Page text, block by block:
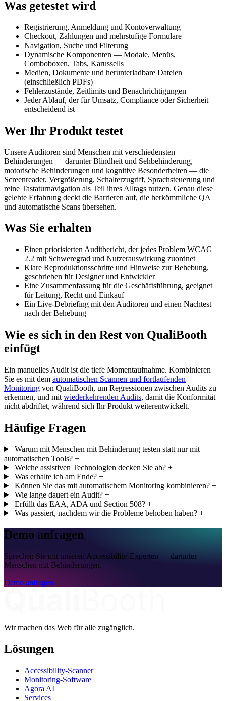
Was getestet wird
Registrierung, Anmeldung und Kontoverwaltung
Checkout, Zahlungen und mehrstufige Formulare
Navigation, Suche und Filterung
Dynamische Komponenten — Modale, Menüs,
Comboboxen, Tabs, Karussells
Medien, Dokumente und herunterladbare Dateien
(einschließlich PDFs)
Fehlerzustände, Zeitlimits und Benachrichtigungen
Jeder Ablauf, der für Umsatz, Compliance oder Sicherheit
entscheidend ist
Wer Ihr Produkt testet
Unsere Auditoren sind Menschen mit verschiedensten
Behinderungen — darunter Blindheit und Sehbehinderung,
motorische Behinderungen und kognitive Besonderheiten — die
Screenreader, Vergrößerung, Schalterzugriff, Sprachsteuerung und
reine Tastaturnavigation als Teil ihres Alltags nutzen. Genau diese
gelebte Erfahrung deckt die Barrieren auf, die herkömmliche QA
und automatische Scans übersehen.
Was Sie erhalten
Einen priorisierten Auditbericht, der jedes Problem WCAG
2.2 mit Schweregrad und Nutzerauswirkung zuordnet
Klare Reproduktionsschritte und Hinweise zur Behebung,
geschrieben für Designer und Entwickler
Eine Zusammenfassung für die Geschäftsführung, geeignet
für Leitung, Recht und Einkauf
Ein Live-Debriefing mit den Auditoren und einen Nachtest
nach der Behebung
Wie es sich in den Rest von QualiBooth
einfügt
Ein manuelles Audit ist die tiefe Momentaufnahme. Kombinieren
Sie es mit dem automatischen Scannen und fortlaufenden
Monitoring von QualiBooth, um Regressionen zwischen Audits zu
erkennen, und mit wiederkehrenden Audits, damit die Konformität
nicht abdriftet, während sich Ihr Produkt weiterentwickelt.
Häufige Fragen
Warum mit Menschen mit Behinderung testen statt nur mit
automatischen Tools? +
Welche assistiven Technologien decken Sie ab? +
Was erhalte ich am Ende? +
Können Sie das mit automatischem Monitoring kombinieren? +
Wie lange dauert ein Audit? +
Erfüllt das EAA, ADA und Section 508? +
Was passiert, nachdem wir die Probleme behoben haben? +
Demo anfragen
Sprechen Sie mit unseren Accessibility-Experten — darunter
Menschen mit Behinderungen.
Demo anfragen
Wir machen das Web für alle zugänglich.
Lösungen
Accessibility-Scanner
Monitoring-Software
Agora AI
Services